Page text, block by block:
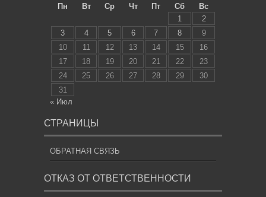
Пн
Вт Ср Чт Пт Сб
Вс
1
2
3
4 5 6 7 8
9
10
11 12 13 14 15
16
17
18 19 20 21 22
23
24
25 26 27 28 29
30
31
« Июл
СТРАНИЦЫ
ОБРАТНАЯ СВЯЗЬ
ОТКАЗ ОТ ОТВЕТСТВЕННОСТИ